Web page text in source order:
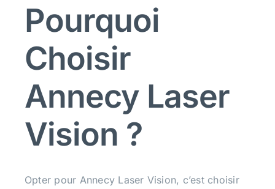
Pourquoi
Choisir
Annecy Laser
Vision ?
Opter pour Annecy Laser Vision, c’est choisir